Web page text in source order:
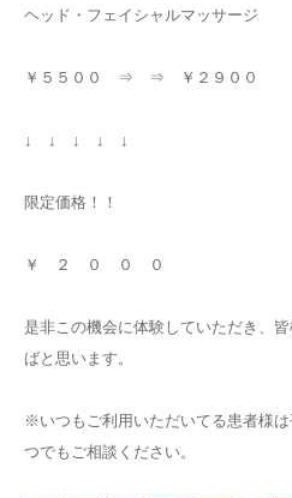
ヘッド・フェイシャルマッサージ
￥５５００ ⇒ ⇒ ￥２９００
↓ ↓ ↓ ↓ ↓
限定価格！！
￥ ２ ０ ０ ０
是非この機会に体験していただき、
ばと思います。
※いつもご利用いただいてる患者様
つでもご相談ください。